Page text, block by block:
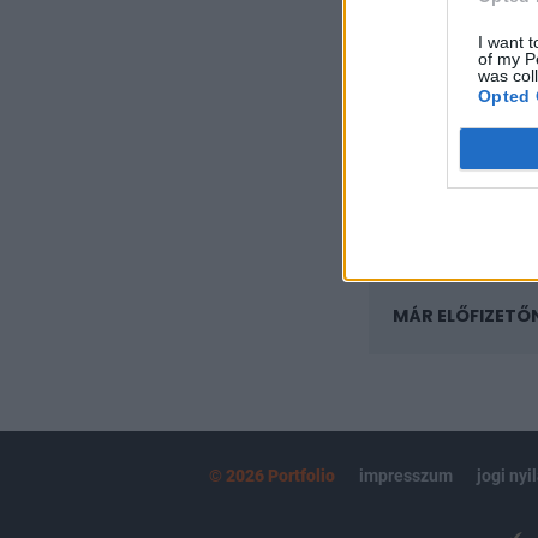
I want
of my
was
Opted
regisztrációhoz
Az előfizetés a
Portfolio.hu
kötéslistái
MÁR
© 2026 Portfolio impresszum jogi